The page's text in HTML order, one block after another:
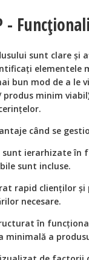
-
sunt clare și
elementele
bun mod de a le
minim
când se
sunt ierarhizate în
sunt incluse.
rapid clienților
necesare.
în
minimală a